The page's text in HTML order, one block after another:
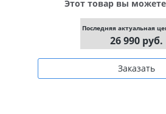
Этот товар вы можете
Последняя актуальная
26 990 руб.
Заказать